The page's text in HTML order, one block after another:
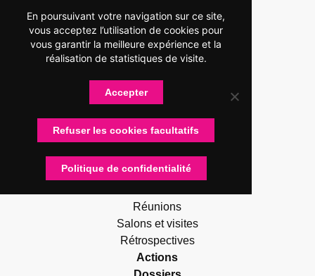
Présentation
Devenir adhérent
Statuts
Partenaires
Nos partenaires
Devenir partenaire
Contactez-nous
Actualités
Réunions
Salons et visites
Rétrospectives
Actions
En poursuivant votre navigation sur ce site,
vous acceptez l’utilisation de cookies pour
vous garantir la meilleure expérience et la
réalisation de statistiques de visite.
Accepter
Refuser les cookies facultatifs
Politique de confidentialité